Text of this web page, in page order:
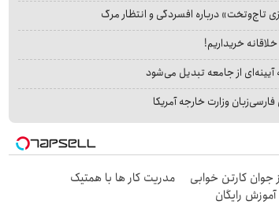
تاج‌وتخت» درباره افسردگی و انتظار مرگ
خریداریم!
از جامعه تبدیل می‌شود
وزارت خارجه آمریکا
جوان کارتن خوابی
رایگان
مدریت کار ها با همتیک